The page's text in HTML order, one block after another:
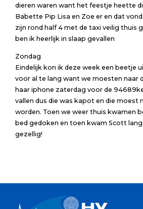
dieren waren want het feestje heette
Babette Pip Lisa en Zoe er en dat
zijn rond half 4 met de taxi veilig thuis
ben ik heerlijk in slaap gevallen
Zondag
Eindelijk kon ik deze week een beetje
voor al te lang want we moesten naar
haar iphone zaterdag voor de
vallen dus die was kapot en die moest
worden. Toen we weer thuis kwamen
bed gedoken en toen kwam Scott
gezellig!